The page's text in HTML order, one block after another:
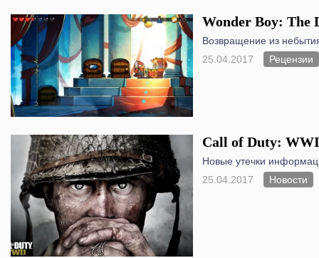
Wonder Boy: The
Возвращение из
25.04.2017
Рецензии
Call of Duty:
Новые утечки
25.04.2017
Новости